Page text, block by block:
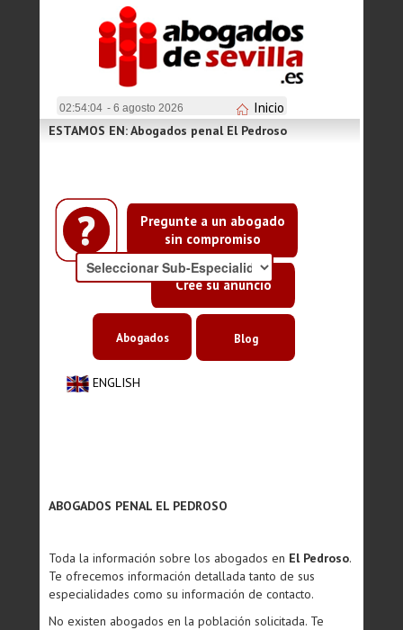
02:54:05 - 6 agosto 2026 Inicio
Pregunte a un abogado
sin compromiso
Cree su anuncio
ESTAMOS EN: Abogados penal El Pedroso
ENGLISH
Abogados Blog
ABOGADOS PENAL EL PEDROSO
Toda la información sobre los abogados en El Pedroso.
Te ofrecemos información detallada tanto de sus
especialidades como su información de contacto.
No existen abogados en la población solicitada. Te